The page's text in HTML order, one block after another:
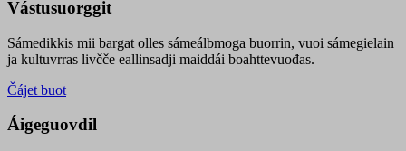
Vástusuorggit
Sámedikkis mii bargat olles sámeálbmoga buorrin, vuoi sámegielain
ja kultuvrras livčče eallinsadji maiddái boahttevuođas.
Čájet buot
Áigeguovdil